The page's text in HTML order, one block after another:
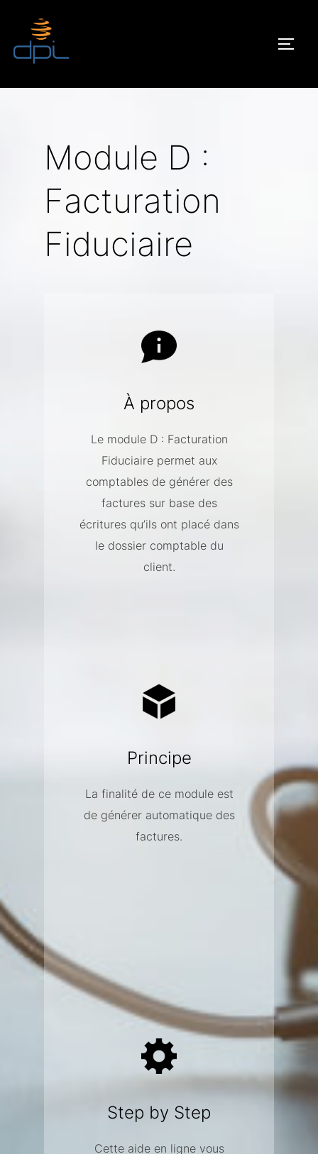
contenu
Module D :
Facturation
Fiduciaire
À propos
Le module D : Facturation
Fiduciaire permet aux
comptables de générer des
factures sur base des
écritures qu’ils ont placé dans
le dossier comptable du
client.
Principe
La finalité de ce module est
de générer automatique des
factures.
Step by Step
Cette aide en ligne vous